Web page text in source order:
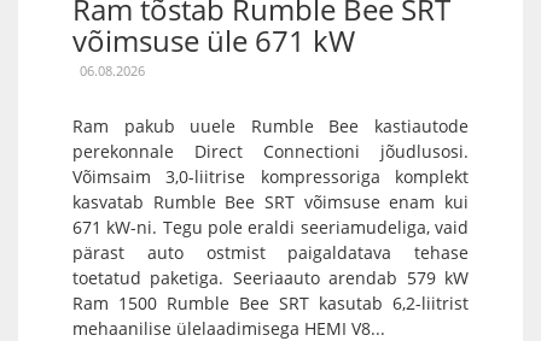
Ram tõstab Rumble Bee SRT
võimsuse üle 671 kW
06.08.2026
Ram pakub uuele Rumble Bee kastiautode
perekonnale Direct Connectioni jõudlusosi.
Võimsaim 3,0-liitrise kompressoriga komplekt
kasvatab Rumble Bee SRT võimsuse enam kui
671 kW-ni. Tegu pole eraldi seeriamudeliga, vaid
pärast auto ostmist paigaldatava tehase
toetatud paketiga. Seeriaauto arendab 579 kW
Ram 1500 Rumble Bee SRT kasutab 6,2-liitrist
mehaanilise ülelaadimisega HEMI V8...